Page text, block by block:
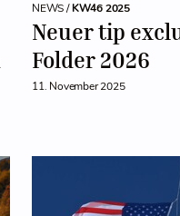
NEWS /KW46 2025
Neuer tip
Folder 2026
11. November 2025